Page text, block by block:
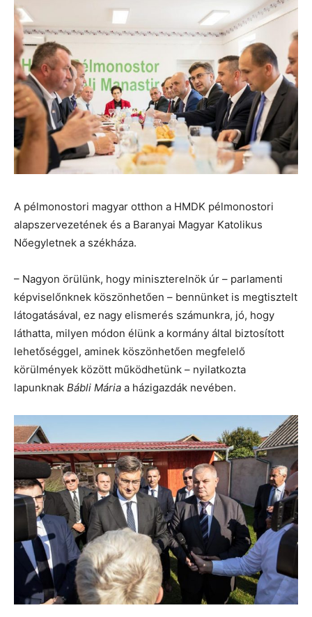
A pélmonostori magyar otthon a HMDK pélmonostori
alapszervezetének és a Baranyai Magyar Katolikus
Nőegyletnek a székháza.
– Nagyon örülünk, hogy miniszterelnök úr – parlamenti
képviselőnknek köszönhetően – bennünket is megtisztelt
látogatásával, ez nagy elismerés számunkra, jó, hogy
láthatta, milyen módon élünk a kormány által biztosított
lehetőséggel, aminek köszönhetően megfelelő
körülmények között működhetünk – nyilatkozta
lapunknak Bábli Mária a házigazdák nevében.